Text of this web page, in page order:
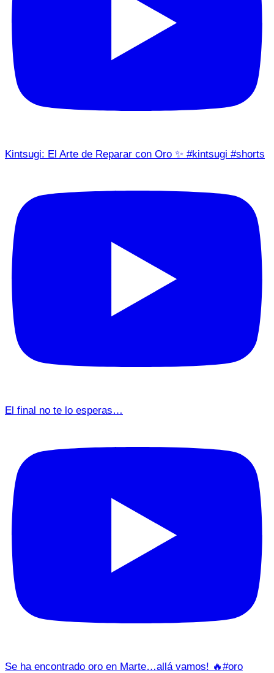
Kintsugi: El Arte de Reparar con Oro ✨ #kintsugi #shorts
El final no te lo esperas…
Se ha encontrado oro en Marte…allá vamos! 🔥#oro